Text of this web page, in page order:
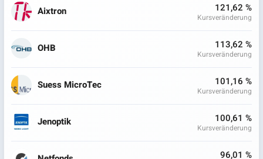
Aixtron 121,62 %
Kursveränderung
OHB 113,62 %
Kursveränderung
Suess MicroTec 101,16 %
Kursveränderung
Jenoptik 100,61 %
Kursveränderung
96,01 %